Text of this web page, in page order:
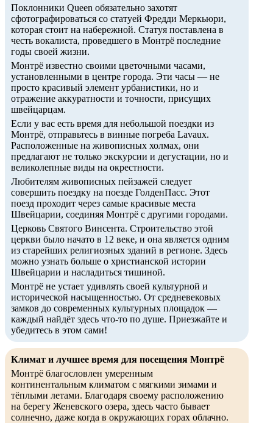
Поклонники Queen обязательно захотят
сфотографироваться со статуей Фредди Меркьюри,
которая стоит на набережной. Статуя поставлена в
честь вокалиста, проведшего в Монтрё последние
годы своей жизни.
Монтрё известно своими цветочными часами,
установленными в центре города. Эти часы — не
просто красивый элемент урбанистики, но и
отражение аккуратности и точности, присущих
швейцарцам.
Если у вас есть время для небольшой поездки из
Монтрё, отправьтесь в винные погреба Lavaux.
Расположенные на живописных холмах, они
предлагают не только экскурсии и дегустации, но и
великолепные виды на окрестности.
Любителям живописных пейзажей следует
совершить поездку на поезде ГолденПасс. Этот
поезд проходит через самые красивые места
Швейцарии, соединяя Монтрё с другими городами.
Церковь Святого Винсента. Строительство этой
церкви было начато в 12 веке, и она является одним
из старейших религиозных зданий в регионе. Здесь
можно узнать больше о христианской истории
Швейцарии и насладиться тишиной.
Монтрё не устает удивлять своей культурной и
исторической насыщенностью. От средневековых
замков до современных культурных площадок —
каждый найдёт здесь что-то по душе. Приезжайте и
убедитесь в этом сами!
Климат и лучшее время для посещения Монтрё
Монтрё благословлен умеренным
континентальным климатом с мягкими зимами и
тёплыми летами. Благодаря своему расположению
на берегу Женевского озера, здесь часто бывает
солнечно, даже когда в окружающих горах облачно.